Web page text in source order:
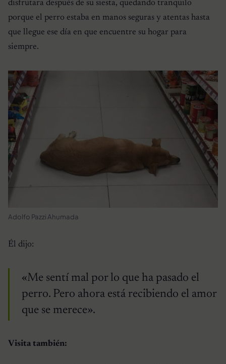
disfrutara después de su siesta, quedando tranquilo
porque el perro estaba en manos seguras y atentas hasta
que llegue ese día en que encuentre su hogar para
siempre.
Adolfo Pazzi Ahumada
Él dijo:
«Me sentí mal por lo que ha pasado el
perro. Pero ahora está recibiendo el amor
que se merece».
Visita también: